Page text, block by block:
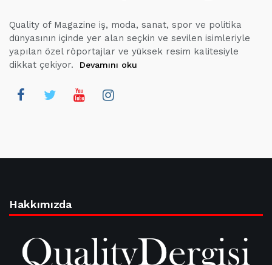
Quality of Magazine iş, moda, sanat, spor ve politika
dünyasının içinde yer alan seçkin ve sevilen isimleriyle
yapılan özel röportajlar ve yüksek resim kalitesiyle
dikkat çekiyor.
Devamını oku
Hakkımızda